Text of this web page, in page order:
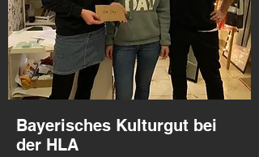
Bayerisches Kulturgut bei
der HLA